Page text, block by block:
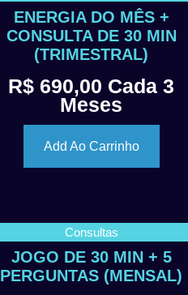
ENERGIA DO MÊS +
CONSULTA DE 30 MIN
(TRIMESTRAL)
R$ 690,00 Cada 3
Meses
Add Ao Carrinho
Consultas
JOGO DE 30 MIN + 5
PERGUNTAS (MENSAL)